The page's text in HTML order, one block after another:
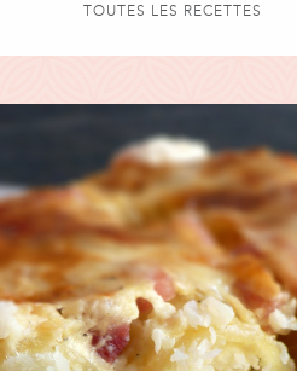
TOUTES LES RECETTES